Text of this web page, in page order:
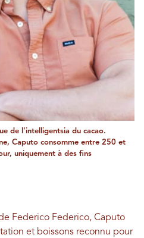
de l'intelligentsia du cacao.
Caputo consomme entre 250 et
uniquement à des fins
Federico Federico, Caputo
et boissons reconnu pour